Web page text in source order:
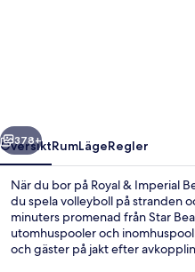
All
inclusive
Nästa
378+
ÖversiktRumLägeRegler
När du bor på Royal & Imperial
du spela volleyboll på stranden
minuters promenad från Star
utomhuspooler och
och gäster på jakt efter